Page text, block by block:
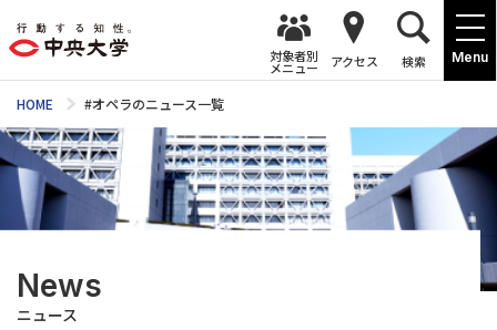
Menu
対象者別
メニュー アクセス 検索
HOME #オペラのニュース一覧
News
ニュース